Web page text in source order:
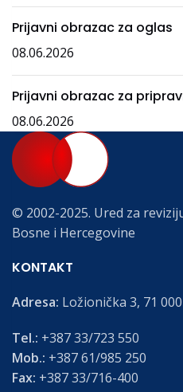
Prijavni obrazac za oglas
08.06.2026
Prijavni obrazac za
08.06.2026
© 2002-2025. Ured za
Bosne i Hercegovine
KONTAKT
Adresa: Ložionička 3, 71
Tel.: +387 33/723 550
Mob.: +387 61/985 250
Fax: +387 33/716-400